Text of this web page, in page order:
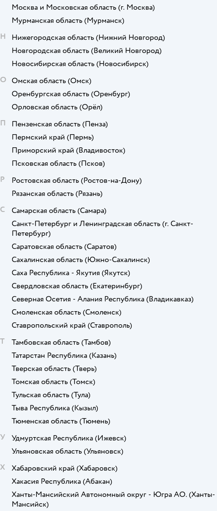
Москва и Московская область (г. Москва)
Мурманская область (Мурманск)
Н
Нижегородская область (Нижний Новгород)
Новгородская область (Великий Новгород)
Новосибирская область (Новосибирск)
О Омская область (Омск)
Оренбургская область (Оренбург)
Орловская область (Орёл)
П
Пензенская область (Пенза)
Пермский край (Пермь)
Приморский край (Владивосток)
Псковская область (Псков)
Р
Ростовская область (Ростов-на-Дону)
Рязанская область (Рязань)
С
Самарская область (Самара)
Санкт-Петербург и Ленинградская область (г. Санкт-
Петербург)
Саратовская область (Саратов)
Сахалинская область (Южно-Сахалинск)
Саха Республика - Якутия (Якутск)
Свердловская область (Екатеринбург)
Северная Осетия - Алания Республика (Владикавказ)
Смоленская область (Смоленск)
Ставропольский край (Ставрополь)
Т
Тамбовская область (Тамбов)
Татарстан Республика (Казань)
Тверская область (Тверь)
Томская область (Томск)
Тульская область (Тула)
Тыва Республика (Кызыл)
Тюменская область (Тюмень)
У
Удмуртская Республика (Ижевск)
Ульяновская область (Ульяновск)
Х
Хабаровский край (Хабаровск)
Хакасия Республика (Абакан)
Ханты-Мансийский Автономный округ - Югра АО. (Ханты-
Мансийск)